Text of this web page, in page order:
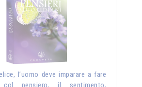
l’uomo deve imparare a fare
pensiero, il sentimento,